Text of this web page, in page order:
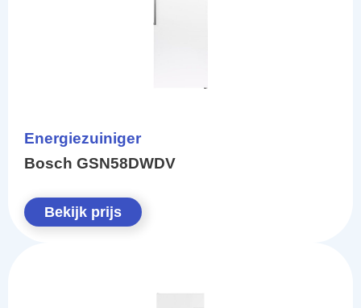
Energiezuiniger
Bosch GSN58DWDV
Bekijk prijs